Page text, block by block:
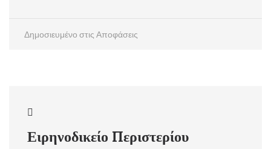
Δημοσιευμένο στις Αποφάσεις
Ειρηνοδικείο Περιστερίου